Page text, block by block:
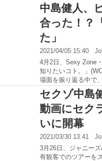
中島健人、
合った！？
た」
2021/04/05 15:40
4月2日、Sexy Zone
知りたいコト。」
場面を振り返る中で
セクゾ中島
動画にセク
いに開幕
2021/03/30 13:41
3月26日、ジャニー
有観客でのツアーを